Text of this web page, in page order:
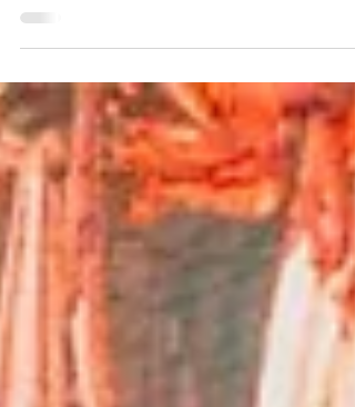
Teatro INCC